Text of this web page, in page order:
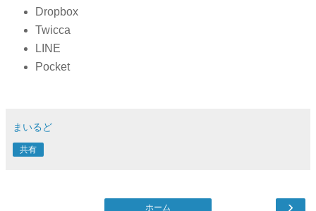
Dropbox
Twicca
LINE
Pocket
まいるど
共有
›
ホーム